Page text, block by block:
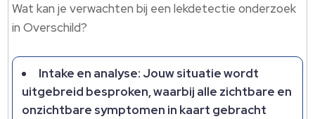
Wat kan je verwachten bij een lekdetectie onderzoek
in Overschild?
Intake en analyse: Jouw situatie wordt
uitgebreid besproken, waarbij alle zichtbare en
onzichtbare symptomen in kaart gebracht